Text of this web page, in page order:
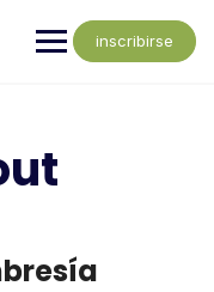
inscribirse